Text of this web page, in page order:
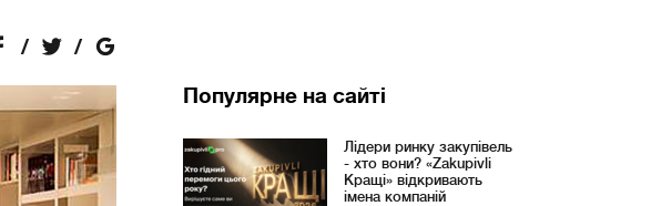
Популярне на сайті
Лідери ринку закупівель
- хто вони? «Zakupivli
Кращі» відкривають
імена компаній